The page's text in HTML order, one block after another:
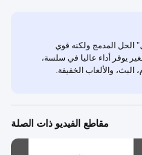
الحل المدمج ولكنه قوي
يوفر أداء عاليا في سلسة،
البث، والألعاب الخفيفة.
مقاطع الفيديو ذات الصلة